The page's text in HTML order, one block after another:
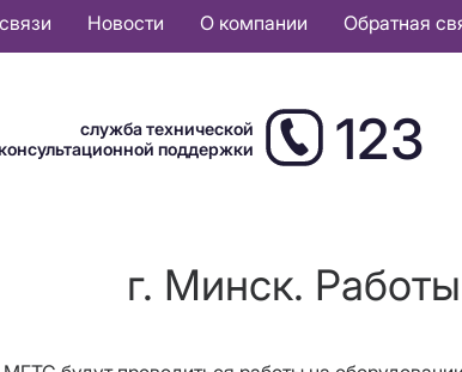
Новости О компании Обратная
служба технической
поддержки
123
г. Минск.